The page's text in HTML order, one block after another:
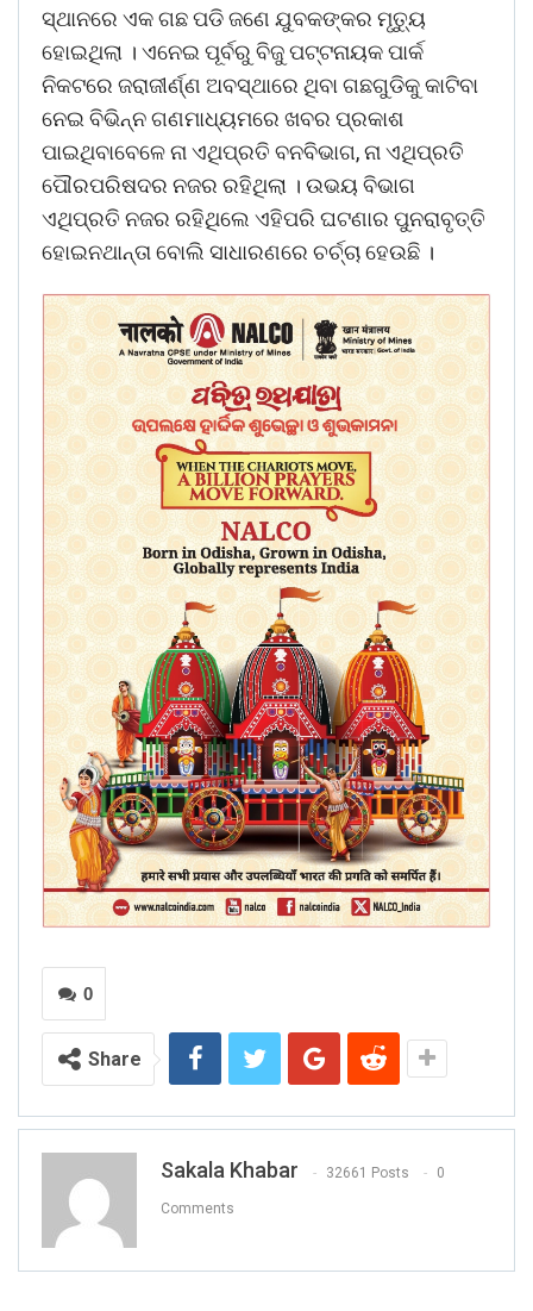
ସ୍ଥାନରେ ଏକ ଗଛ ପଡି ଜଣେ ଯୁବକଙ୍କର ମୃତୁ୍ୟ
ହୋଇଥିଲା । ଏନେଇ ପୂର୍ବରୁ ବିଜୁ ପଟ୍ଟନାୟକ ପାର୍କ
ନିକଟରେ ଜରାଜୀର୍ଣ୍ଣ ଅବସ୍ଥାରେ ଥିବା ଗଛଗୁଡିକୁ କାଟିବା
ନେଇ ବିଭିନ୍ନ ଗଣମାଧ୍ୟମରେ ଖବର ପ୍ରକାଶ
ପାଇଥିବାବେଳେ ନା ଏଥିପ୍ରତି ବନବିଭାଗ, ନା ଏଥିପ୍ରତି
ପୌରପରିଷଦର ନଜର ରହିଥିଲା । ଉଭୟ ବିଭାଗ
ଏଥିପ୍ରତି ନଜର ରହିଥିଲେ ଏହିପରି ଘଟଣାର ପୁନରାବୃତ୍ତି
ହୋଇନଥାନ୍ତା ବୋଲି ସାଧାରଣରେ ଚର୍ଚ୍ଚା ହେଉଛି ।
0
Share
Sakala Khabar 32661 Posts 0
Comments